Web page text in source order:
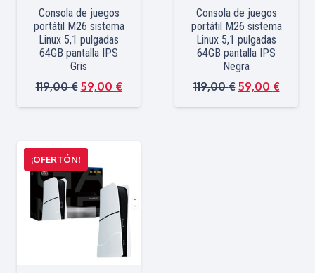
Consola de juegos
portátil M26 sistema
Linux 5,1 pulgadas
64GB pantalla IPS
Gris
119,00€ El
precio
119,00 €.
59,00 €El
precio
Consola de juegos
portátil M26 sistema
Linux 5,1 pulgadas
64GB pantalla IPS
Negra
119,00€ El
precio
59,00 €El
precio
¡OFERTÓN!